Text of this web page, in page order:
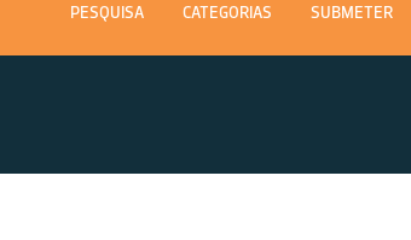
PESQUISA CATEGORIAS SUBMETER